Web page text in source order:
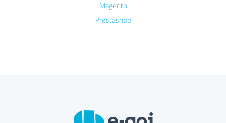
Magento
Prestashop